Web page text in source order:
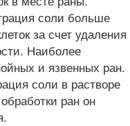
соли больше
за счет удаления
Наиболее
и язвенных ран.
соли в растворе
ран он